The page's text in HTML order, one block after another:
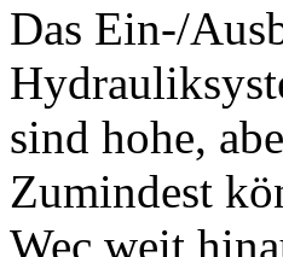
Das Ein-/
sind hohe,
Zumindest
Wec weit